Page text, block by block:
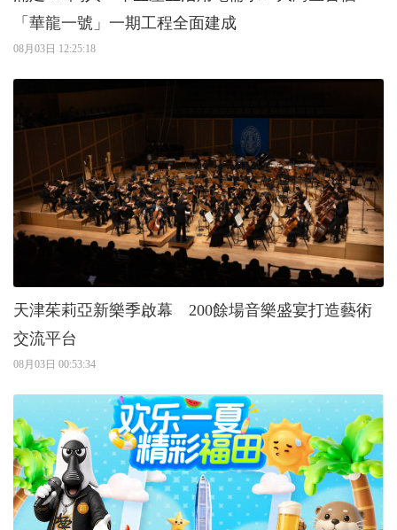
「華龍一號」一期工程全面建成
08月03日 12:25:18
天津茱莉亞新樂季啟幕 200餘場音樂盛宴打造藝術
交流平台
08月03日 00:53:34